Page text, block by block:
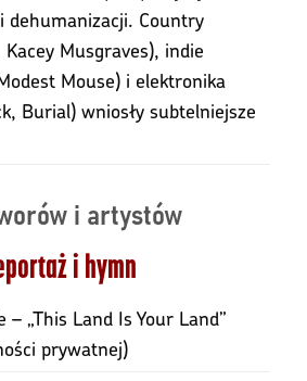
dehumanizacji. Country
Musgraves), indie
Mouse) i elektronika
Burial) wniosły subtelniejsze
i artystów
i hymn
– „This Land Is Your Land”
prywatnej)